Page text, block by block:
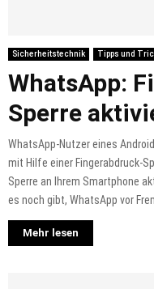
Sicherheitstechnik Tipps und
WhatsApp:
Sperre
WhatsApp-Nutzer eines
mit Hilfe einer Fingerabdruck-
Sperre an Ihrem Smartphone
es noch gibt, WhatsApp vor
Mehr lesen